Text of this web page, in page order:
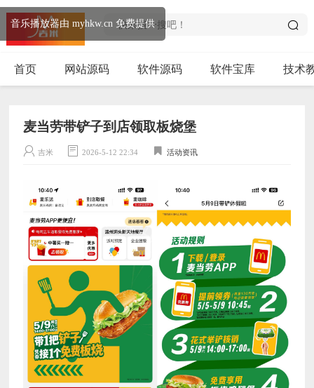
首页 网站源码 软件源码 软件宝库 技术
麦当劳带铲子到店领取板烧堡
吉米 2026-5-12 22:34 活动资讯
音乐播放器由 myhkw.cn 免费提供